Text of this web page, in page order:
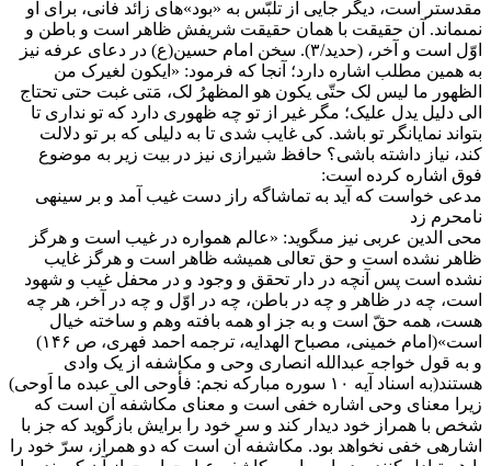
مقدس‏تر است، دیگر جایى از تلبّس به «بود»هاى زائد فانى، براى او
نمى‏ماند. آن حقیقت با همان حقیقت شریفش ظاهر است و باطن و
اوّل است و آخر، (حدید/۳). سخن امام حسین(ع) در دعاى عرفه نیز
به همین مطلب اشاره دارد؛ آنجا که فرمود: «ایکون لغیرک من
الظهور ما لیس لک حتّى یکون هو المظهرُ لک، مَتى غبت حتى تحتاج
الى دلیل یدل علیک؛ مگر غیر از تو چه ظهورى دارد که تو ندارى تا
بتواند نمایان‏گر تو باشد. کى غایب شدى تا به دلیلى که بر تو دلالت
کند، نیاز داشته باشى؟ حافظ شیرازى نیز در بیت زیر به موضوع
فوق اشاره کرده است:
مدعى خواست که آید به تماشاگه راز دست غیب آمد و بر سینه‏ى
نامحرم زد
محى الدین عربى نیز مى‏گوید: «عالم همواره در غیب است و هرگز
ظاهر نشده است و حق تعالى همیشه ظاهر است و هرگز غایب
نشده است پس آنچه در دار تحقق و وجود و در محفل غیب و شهود
است، چه در ظاهر و چه در باطن، چه در اوّل و چه در آخر، هر چه
هست، همه حقّ است و به جز او همه بافته وهم و ساخته خیال
است»(امام خمینى، مصباح الهدایه، ترجمه احمد فهرى، ص ۱۴۶)
و به قول خواجه عبدالله انصارى وحى و مکاشفه از یک وادى
هستند(به اسناد آیه ۱۰ سوره مبارکه نجم: فأوحى الى عبده ما اَوحى)
زیرا معناى وحى اشاره خفى است و معناى مکاشفه آن است که
شخص با همراز خود دیدار کند و سر خود را برایش بازگوید که جز با
اشاره‏ى خفى نخواهد بود. مکاشفه آن است که دو هم‏راز، سرّ خود را